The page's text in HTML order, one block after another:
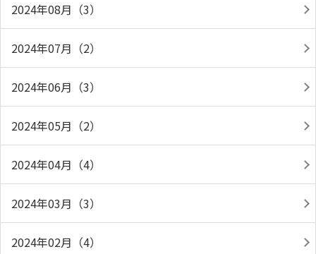
2024年08月（3）
2024年07月（2）
2024年06月（3）
2024年05月（2）
2024年04月（4）
2024年03月（3）
2024年02月（4）